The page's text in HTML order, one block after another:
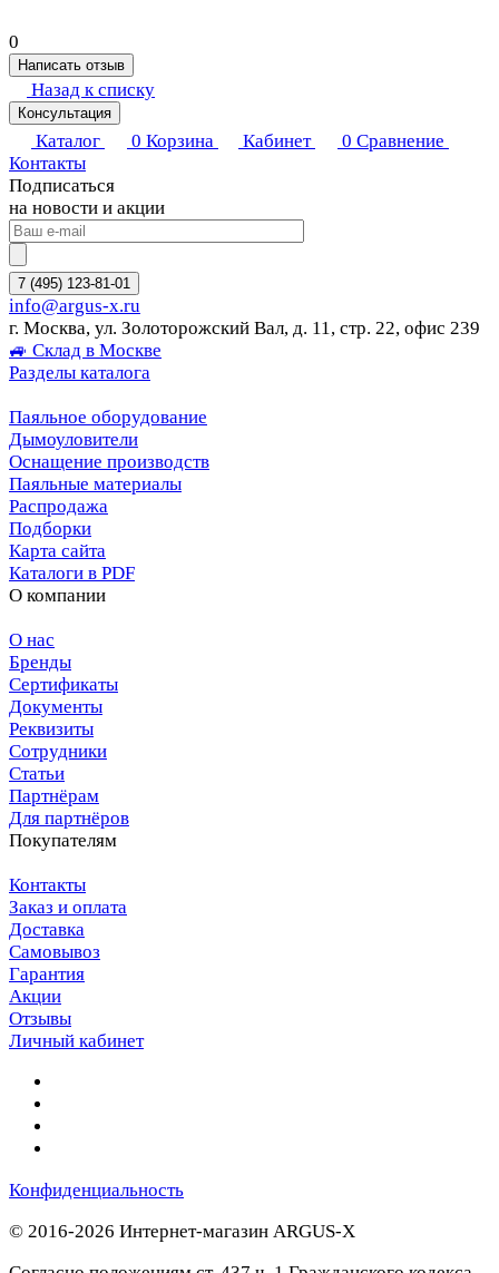
0
Написать отзыв
Назад к списку
Консультация
Каталог 0 Корзина Кабинет 0 Сравнение
Контакты
Подписаться
на новости и акции
7 (495) 123-81-01
info@argus-x.ru
г. Москва, ул. Золоторожский Вал, д. 11, стр. 22, офис 239
🚙 Склад в Москве
Разделы каталога
Паяльное оборудование
Дымоуловители
Оснащение производств
Паяльные материалы
Распродажа
Подборки
Карта сайта
Каталоги в PDF
О компании
О нас
Бренды
Сертификаты
Документы
Реквизиты
Сотрудники
Статьи
Партнёрам
Для партнёров
Покупателям
Контакты
Заказ и оплата
Доставка
Самовывоз
Гарантия
Акции
Отзывы
Личный кабинет
Конфиденциальность
© 2016-2026 Интернет-магазин ARGUS-X